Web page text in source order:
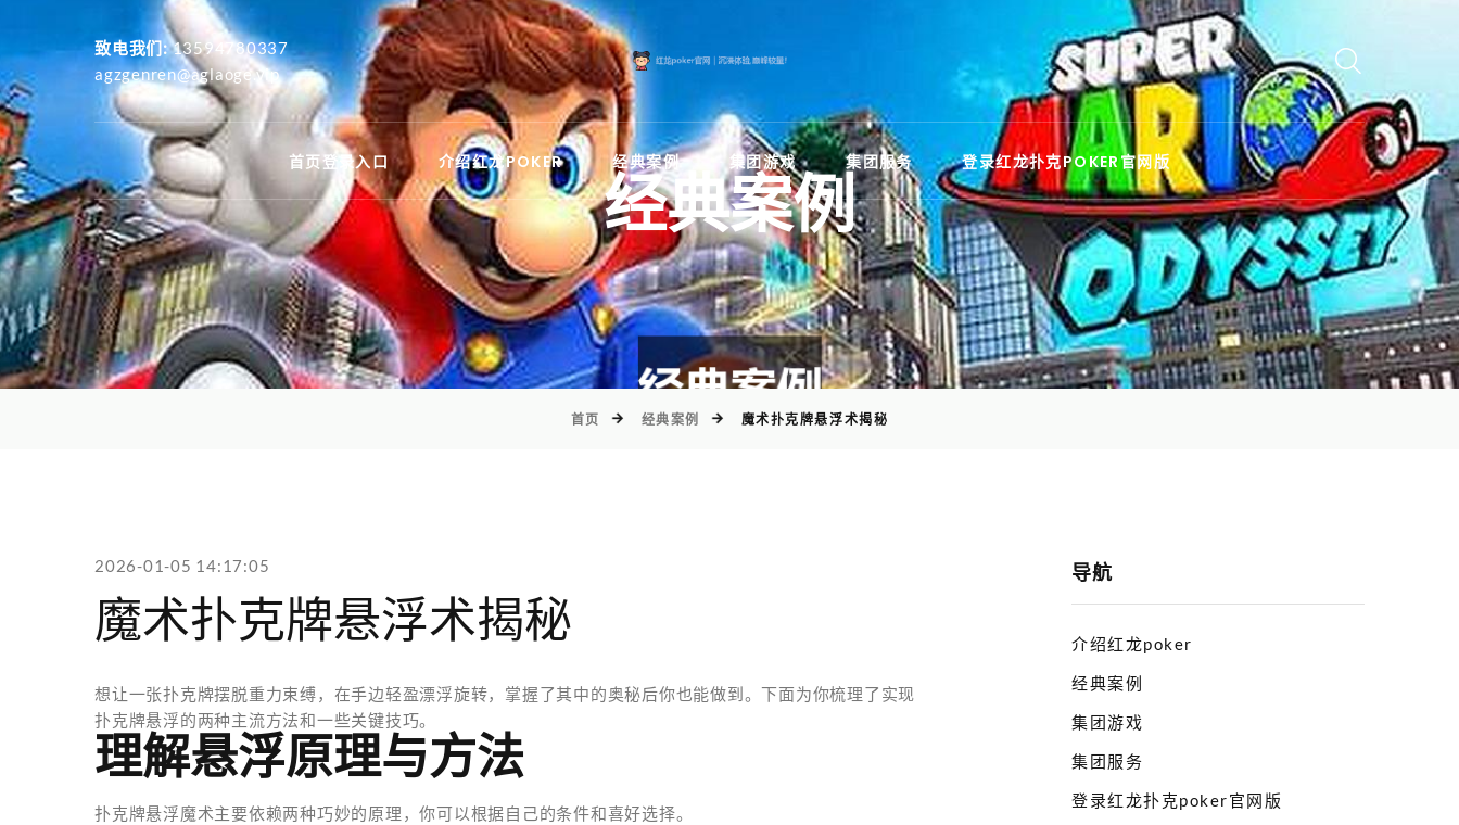
致电我们: 13594780337
agzgenren@aglaoge.vip
首页登录入口 介绍红龙POKER 经典案例 集团游戏 集团服务 登录红龙扑克POKER官网版
经典案例
首页 经典案例 魔术扑克牌悬浮术揭秘
2026-01-05 14:17:05
魔术扑克牌悬浮术揭秘
想让一张扑克牌摆脱重力束缚，在手边轻盈漂浮旋转，掌握了其中的奥秘后你也能做到。下面为你梳理了实现
扑克牌悬浮的两种主流方法和一些关键技巧。
理解悬浮原理与方法
扑克牌悬浮魔术主要依赖两种巧妙的原理，你可以根据自己的条件和喜好选择。
导航
介绍红龙poker
经典案例
集团游戏
集团服务
登录红龙扑克poker官网版